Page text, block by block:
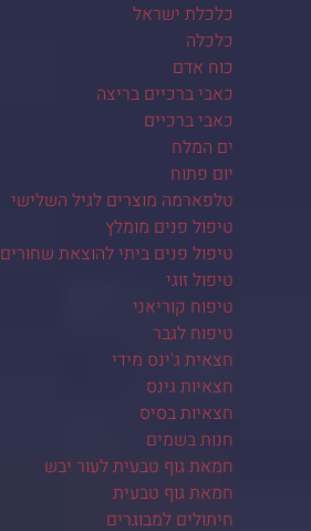
כלכלת ישראל
כלכלה
כוח אדם
כאבי ברכיים בריצה
כאבי ברכיים
ים המלח
יום פתוח
טלפארמה מוצרים לגיל השלישי
טיפול פנים מומלץ
טיפול פנים ביתי להוצאת שחורים
טיפול זוגי
טיפוח קוריאני
טיפוח לגבר
חצאית ג'ינס מידי
חצאיות גינס
חצאיות בסיס
חנות בשמים
חמאת גוף טבעית לעור יבש
חמאת גוף טבעית
חיתולים למבוגרים